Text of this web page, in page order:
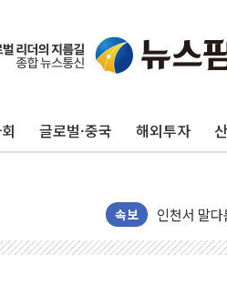
글로벌·중국 해외투자
속보
평택 진위
포항 블루
[종합] 김민
김민석, 강
[속보] 민주,